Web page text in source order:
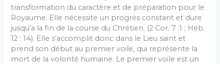
transformation du caractère et de préparation pour le
Royaume. Elle nécessite un progrès constant et dure
jusqu’a la fin de la course du Chrétien. (2 Cor. 7 :1 ; Héb.
12 : 14). Elle s’accomplit donc dans le Lieu saint et
prend son début au premier voile, qui représente la
mort de la volonté humaine. Le premier voile est un